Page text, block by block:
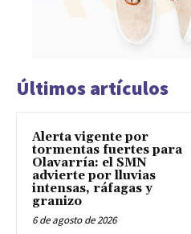
Últimos artículos
Alerta vigente por
tormentas fuertes para
Olavarría: el SMN
advierte por lluvias
intensas, ráfagas y
granizo
6 de agosto de 2026